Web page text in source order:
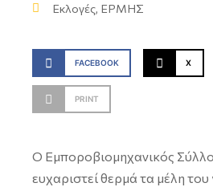
Εκλογές, ΕΡΜΗΣ
FACEBOOK X
PRINT
Ο Εμποροβιομηχανικός
ευχαριστεί θερμά τα μέλη του